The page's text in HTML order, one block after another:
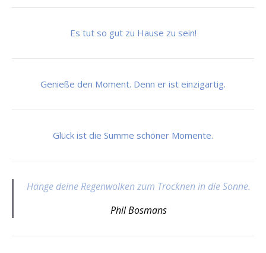
Es tut so gut zu Hause zu sein!
Genieße den Moment. Denn er ist einzigartig.
Glück ist die Summe schöner Momente.
Hänge deine Regenwolken zum Trocknen in die Sonne.
Phil Bosmans